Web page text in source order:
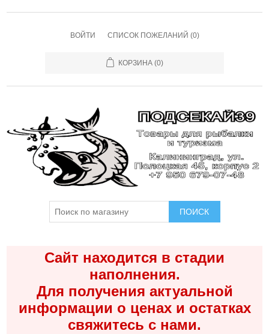
ВОЙТИ СПИСОК ПОЖЕЛАНИЙ (0)
КОРЗИНА (0)
ПОИСК
Сайт находится в стадии
наполнения.
Для получения актуальной
информации о ценах и остатках
свяжитесь с нами.